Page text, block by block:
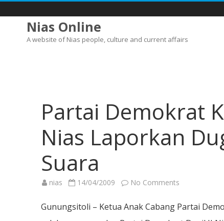
Nias Online
A website of Nias people, culture and current affairs
Partai Demokrat
Nias Laporkan
Suara
nias 14/04/2009 No Comments
Kec
Gunungsitoli
Idanoi
Gunungsitoli – Ketua Anak Cabang Partai